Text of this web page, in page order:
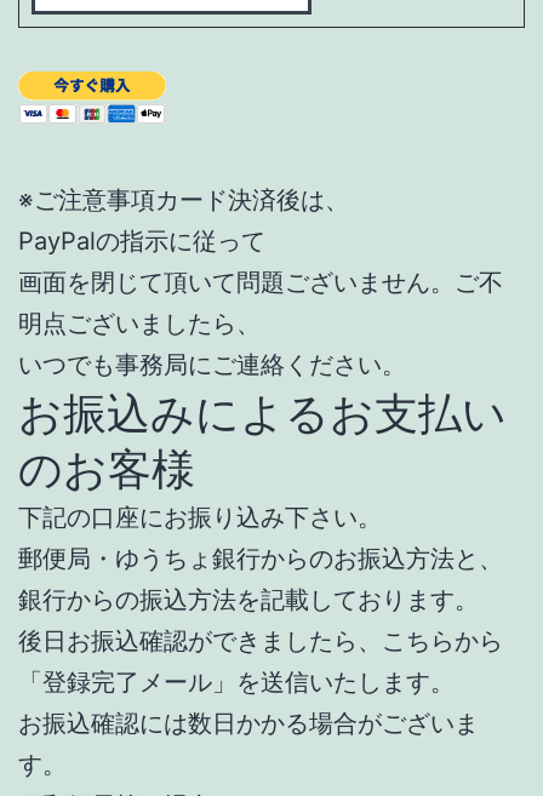
※ご注意事項カード決済後は、
PayPalの指示に従って
画面を閉じて頂いて問題ございません。ご不
明点ございましたら、
いつでも事務局にご連絡ください。
お振込みによるお支払い
のお客様
下記の口座にお振り込み下さい。
郵便局・ゆうちょ銀行からのお振込方法と、
銀行からの振込方法を記載しております。
後日お振込確認ができましたら、こちらから
「登録完了メール」を送信いたします。
お振込確認には数日かかる場合がございま
す。